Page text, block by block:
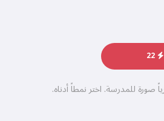
22
للمدرسة. اختر نمطاً أدناه.